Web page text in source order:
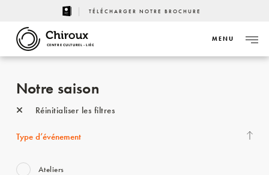
TÉLÉCHARGER NOTRE BROCHURE
CENTRE CULTUREL - LIÈGE
MENU
Notre saison
Réinitialiser les filtres
Type d’événement
Ateliers